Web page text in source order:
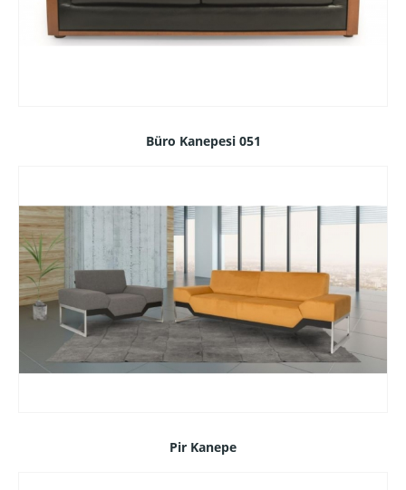
Büro Kanepesi 051
Pir Kanepe